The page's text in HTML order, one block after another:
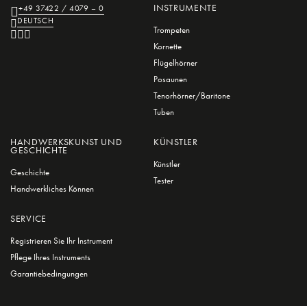
INSTRUMENTE
Trompeten
Kornette
Flügelhörner
Posaunen
Tenorhörner/Baritone
Tuben
HANDWERKSKUNST UND
GESCHICHTE
Geschichte
Handwerkliches Können
+49 37422 / 4079 – 0
DEUTSCH
KÜNSTLER
Künstler
Tester
SERVICE
Registrieren Sie Ihr Instrument
Pflege Ihres Instruments
Garantiebedingungen